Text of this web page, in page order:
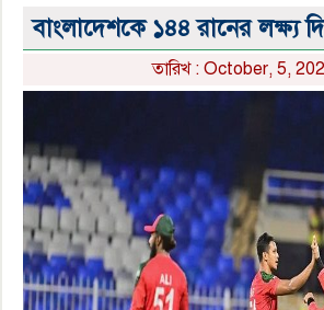
বাংলাদেশকে ১৪৪ রানের লক্ষ্য
তারিখ : October, 5,